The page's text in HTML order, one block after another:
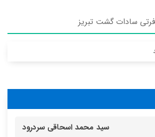
سادات گشت تبريز
سید محمد اسحاقی سردرود